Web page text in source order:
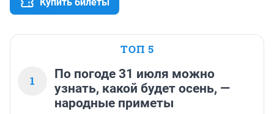
ТОП 5
1
По погоде 31 июля можно
узнать, какой будет осень, —
народные приметы